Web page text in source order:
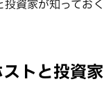
資家が知っておく
トと投資家